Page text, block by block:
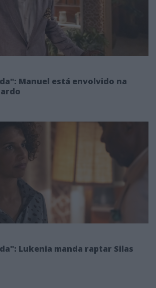
Manuel está envolvido na
Lukenia manda raptar Silas